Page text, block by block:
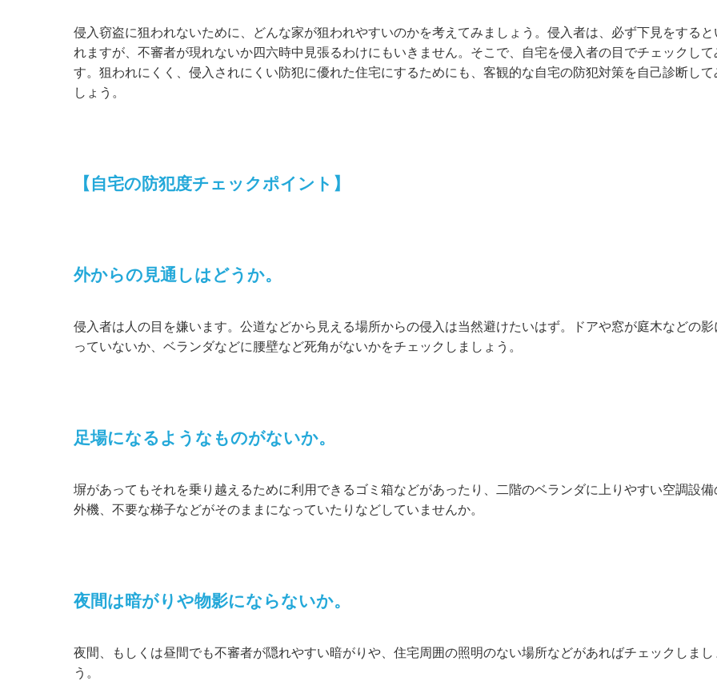
侵入窃盗に狙われないために、どんな家が狙われやすいのかを考えてみましょう。侵入者は、必ず下見をすると
れますが、不審者が現れないか四六時中見張るわけにもいきません。そこで、自宅を侵入者の目でチェックして
す。狙われにくく、侵入されにくい防犯に優れた住宅にするためにも、客観的な自宅の防犯対策を自己診断して
しょう。
【自宅の防犯度チェックポイント】
外からの見通しはどうか。
侵入者は人の目を嫌います。公道などから見える場所からの侵入は当然避けたいはず。ドアや窓が庭木などの影
っていないか、ベランダなどに腰壁など死角がないかをチェックしましょう。
足場になるようなものがないか。
塀があってもそれを乗り越えるために利用できるゴミ箱などがあったり、二階のベランダに上りやすい空調設備
外機、不要な梯子などがそのままになっていたりなどしていませんか。
夜間は暗がりや物影にならないか。
夜間、もしくは昼間でも不審者が隠れやすい暗がりや、住宅周囲の照明のない場所などがあればチェックしまし
う。